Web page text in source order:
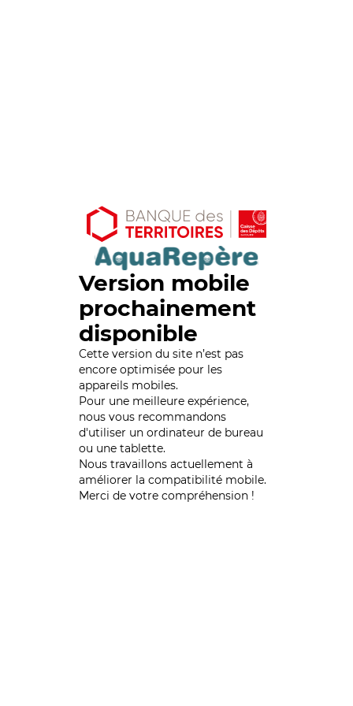
Version mobile
prochainement
disponible
Cette version du site n’est pas
encore optimisée pour les
appareils mobiles.
Pour une meilleure expérience,
nous vous recommandons
d'utiliser un ordinateur de bureau
ou une tablette.
Nous travaillons actuellement à
améliorer la compatibilité mobile.
Merci de votre compréhension !